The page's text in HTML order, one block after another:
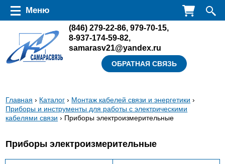
Перейти к основному содержанию
(846) 279-22-86,979-70-15,
8-937-174-59-82,
samarasv21@yandex.ru
ОБРАТНАЯ СВЯЗЬ
Меню
Вы
здесь
Главная › Каталог › Монтаж кабелей связи и энергетики ›
Приборы и инструменты для работы с электрическими
кабелями связи › Приборы электроизмерительные
Приборы электроизмерительные